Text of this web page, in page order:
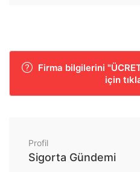
Firma bilgilerini
için
Profil
Sigorta Gündemi